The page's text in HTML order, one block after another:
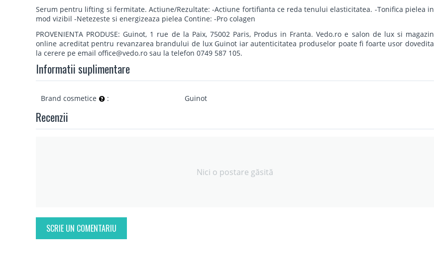
Serum pentru lifting si fermitate. Actiune/Rezultate: -Actiune fortifianta ce reda tenului elasticitatea. -Tonifica pielea in
mod vizibil -Netezeste si energizeaza pielea Contine: -Pro colagen
PROVENIENTA PRODUSE: Guinot, 1 rue de la Paix, 75002 Paris, Produs in Franta. Vedo.ro e salon de lux si magazin
online acreditat pentru revanzarea brandului de lux Guinot iar autenticitatea produselor poate fi foarte usor dovedita
la cerere pe email office@vedo.ro sau la telefon 0749 587 105.
Informatii suplimentare
Brand cosmetice : Guinot
Recenzii
Nici o postare găsită
SCRIE UN COMENTARIU